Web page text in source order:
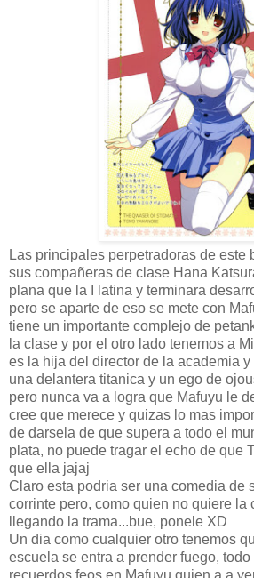
Las principales perpetradoras de este
sus compañeras de clase Hana
plana que la I latina y terminara
pero se aparte de eso se mete con
tiene un importante complejo de
la clase y por el otro lado tenemos a
es la hija del director de la academia
una delantera titanica y un ego de
pero nunca va a logra que Mafuyu le
cree que merece y quizas lo mas
de darsela de que supera a todo el
plata, no puede tragar el echo de que
que ella jajaj
Claro esta podria ser una comedia de
corrinte pero, como quien no quiere la
llegando la trama...bue, ponele XD
Un dia como cualquier otro tenemos
escuela se entra a prender fuego,
recuerdos feos en Mafuyu quien a a